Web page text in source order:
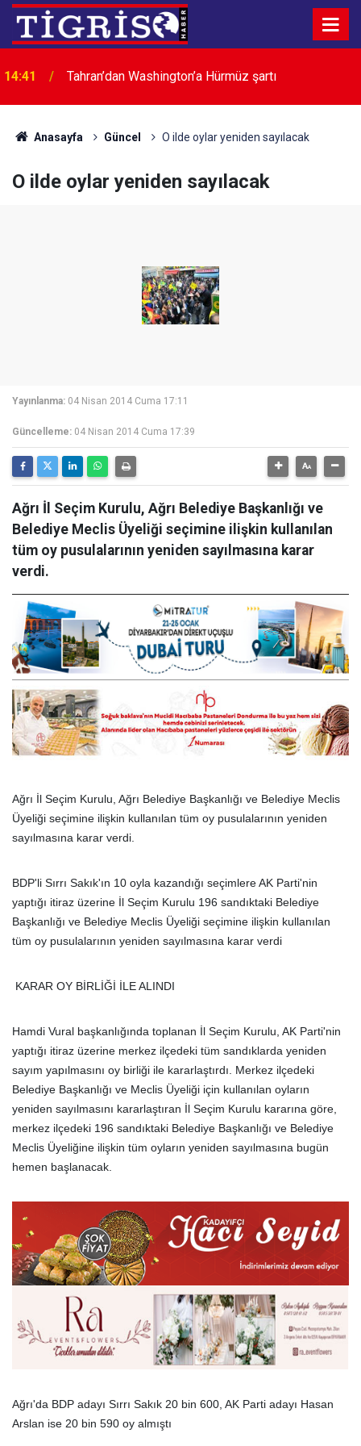
14:41 Tahran’dan Washington’a Hürmüz şartı
Anasayfa Güncel O ilde oylar yeniden sayılacak
O ilde oylar yeniden sayılacak
Yayınlanma: 04 Nisan 2014 Cuma 17:11
Güncelleme: 04 Nisan 2014 Cuma 17:39
Ağrı İl Seçim Kurulu, Ağrı Belediye Başkanlığı ve
Belediye Meclis Üyeliği seçimine ilişkin kullanılan
tüm oy pusulalarının yeniden sayılmasına karar
verdi.
Ağrı İl Seçim Kurulu, Ağrı Belediye Başkanlığı ve Belediye Meclis
Üyeliği seçimine ilişkin kullanılan tüm oy pusulalarının yeniden
sayılmasına karar verdi.
BDP'li Sırrı Sakık'ın 10 oyla kazandığı seçimlere AK Parti'nin
yaptığı itiraz üzerine İl Seçim Kurulu 196 sandıktaki Belediye
Başkanlığı ve Belediye Meclis Üyeliği seçimine ilişkin kullanılan
tüm oy pusulalarının yeniden sayılmasına karar verdi
KARAR OY BİRLİĞİ İLE ALINDI
Hamdi Vural başkanlığında toplanan İl Seçim Kurulu, AK Parti'nin
yaptığı itiraz üzerine merkez ilçedeki tüm sandıklarda yeniden
sayım yapılmasını oy birliği ile kararlaştırdı. Merkez ilçedeki
Belediye Başkanlığı ve Meclis Üyeliği için kullanılan oyların
yeniden sayılmasını kararlaştıran İl Seçim Kurulu kararına göre,
merkez ilçedeki 196 sandıktaki Belediye Başkanlığı ve Belediye
Meclis Üyeliğine ilişkin tüm oyların yeniden sayılmasına bugün
hemen başlanacak.
Ağrı'da BDP adayı Sırrı Sakık 20 bin 600, AK Parti adayı Hasan
Arslan ise 20 bin 590 oy almıştı